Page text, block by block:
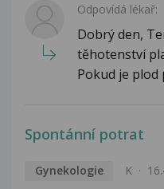
Odpovídá lékař:
Dobrý den,
těhotenství
Pokud je plod
Spontánní potrat
Gynekologie K